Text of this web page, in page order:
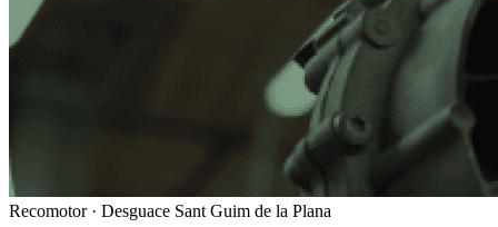
Recomotor · Desguace Sant Guim de la Plana